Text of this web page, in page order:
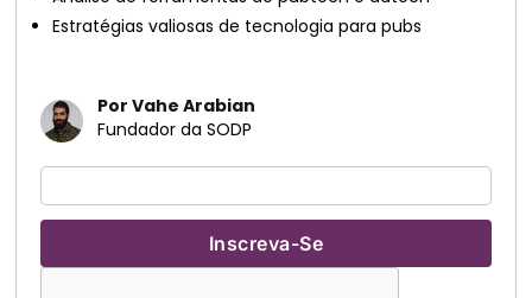
Estratégias valiosas de tecnologia para pubs
Por Vahe Arabian
Fundador da SODP